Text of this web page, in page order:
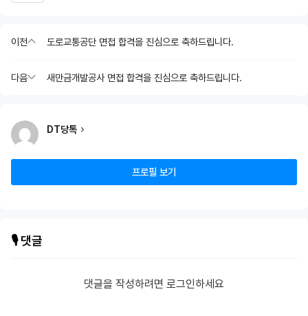
이전 도로교통공단 면접 합격을 진심으로 축하드립니다.
다음 새만금개발공사 면접 합격을 진심으로 축하드립니다.
DT당톡
프로필 보기
🎙️ 댓글
댓글을 작성하려면 로그인하세요